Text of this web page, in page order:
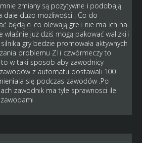
zmiany są pozytywne i podobają
daje dużo możliwości . Co do
będą ci co olewają gre i nie ma ich na
właśnie już dziś mogą pakować walizki i
gry bedzie promowała aktywnych
problemu ZI i czwórmeczy to
w taki sposob aby zawodnicy
z automatu dostawali 100
się podczas zawodów .Po
zawodnik ma tyle sprawnosci ile